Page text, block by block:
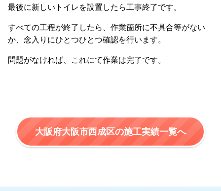
最後に新しいトイレを設置したら工事終了です。
すべての工程が終了したら、作業箇所に不具合等がない
か、念入りにひとつひとつ確認を行います。
問題がなければ、これにて作業は完了です。
大阪府大阪市西成区の施工実績一覧へ